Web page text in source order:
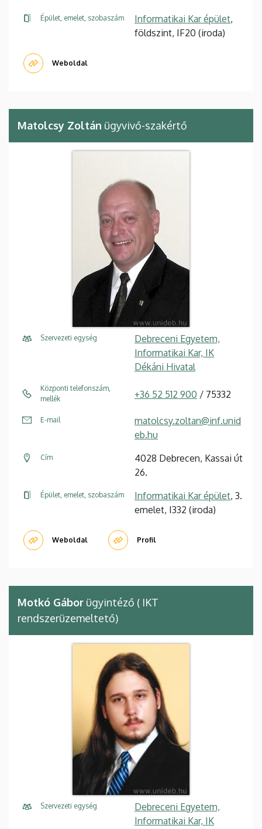
Épület, emelet, szobaszám Informatikai Kar épület,
földszint, IF20 (iroda)
Weboldal
Matolcsy Zoltán ügyvivő-szakértő
Szervezeti egység
Debreceni Egyetem,
Informatikai Kar, IK
Dékáni Hivatal
Központi telefonszám,
mellék
+36 52 512 900 / 75332
E-mail
matolcsy.zoltan@inf.unid
eb.hu
Cím
4028 Debrecen, Kassai út
26.
Épület, emelet, szobaszám Informatikai Kar épület, 3.
emelet, I332 (iroda)
Weboldal Profil
Motkó Gábor ügyintéző ( IKT
rendszerüzemeltető)
Szervezeti egység
Debreceni Egyetem,
Informatikai Kar, IK